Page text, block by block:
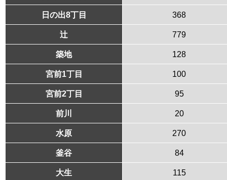
日の出8丁目 368
辻 779
築地 128
宮前1丁目 100
宮前2丁目 95
前川 20
水原 270
釜谷 84
大生 115